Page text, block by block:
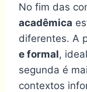
No fim das
acadêmica
diferentes. A
e formal,
segunda é
contextos